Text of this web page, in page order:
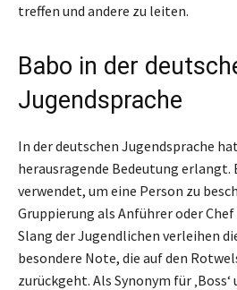
treffen und andere zu leiten.
Babo in der
Jugendsprache
In der deutschen Jugendsprache
herausragende Bedeutung erlangt.
verwendet, um eine Person zu
Gruppierung als Anführer oder
Slang der Jugendlichen verleihen
besondere Note, die auf den
zurückgeht. Als Synonym für ‚Boss‘